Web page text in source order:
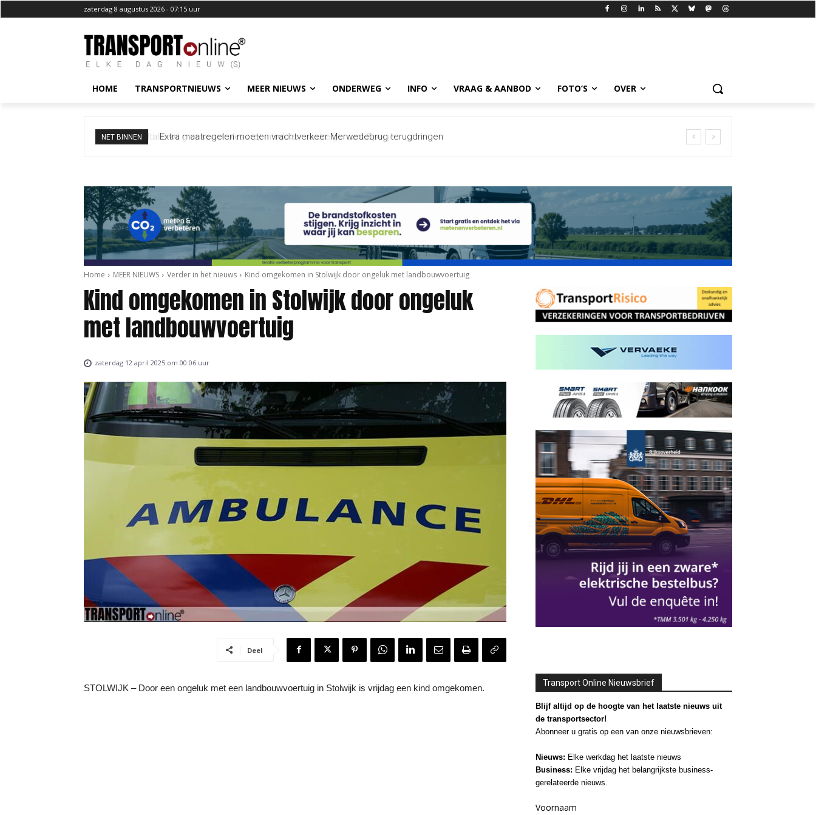
zaterdag 8 augustus 2026 - 07:15 uur
HOME TRANSPORTNIEUWS MEER NIEUWS ONDERWEG INFO VRAAG & AANBOD FOTO’S OVER
NET BINNEN Extra maatregelen moeten vrachtverkeer Merwedebrug terugdringen
Home MEER NIEUWS Verder in het nieuws Kind omgekomen in Stolwijk door ongeluk met landbouwvoertuig
Kind omgekomen in Stolwijk door ongeluk
met landbouwvoertuig
zaterdag 12 april 2025 om 00:06 uur
Deel
STOLWIJK – Door een ongeluk met een landbouwvoertuig in Stolwijk is vrijdag een kind omgekomen.
Transport Online Nieuwsbrief
Blijf altijd op de hoogte van het laatste nieuws uit
de transportsector!
Abonneer u gratis op een van onze nieuwsbrieven:
Nieuws: Elke werkdag het laatste nieuws
Business: Elke vrijdag het belangrijkste business-
gerelateerde nieuws.
Voornaam